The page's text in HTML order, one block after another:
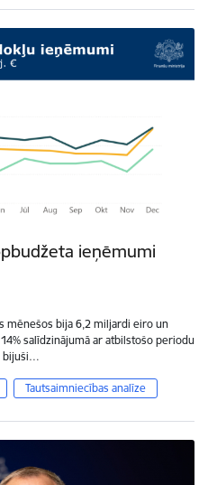
ieņēmumi
mēnešos bija 6,2 miljardi eiro un
salīdzinājumā ar atbilstošo periodu
bijuši…
Tautsaimniecības analīze